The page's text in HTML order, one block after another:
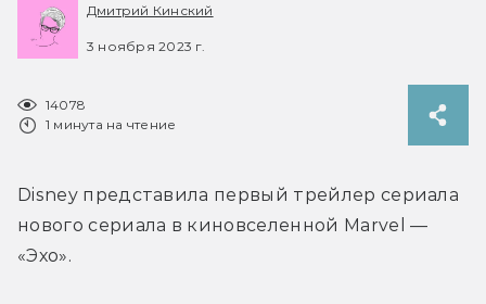
Дмитрий Кинский
3 ноября 2023 г.
14078
1 минута на чтение
Disney представила первый трейлер сериала
нового сериала в киновселенной Marvel —
«Эхо».